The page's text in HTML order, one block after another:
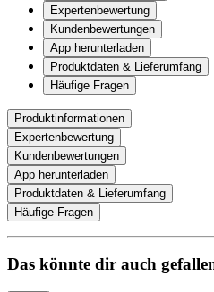
Expertenbewertung
Kundenbewertungen
App herunterladen
Produktdaten & Lieferumfang
Häufige Fragen
Produktinformationen
Expertenbewertung
Kundenbewertungen
App herunterladen
Produktdaten & Lieferumfang
Häufige Fragen
Das könnte dir auch